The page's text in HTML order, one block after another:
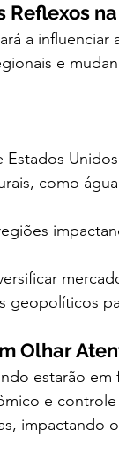
Reflexos
a influenciar
e
Estados
como
Olhar
estarão
e
impactando